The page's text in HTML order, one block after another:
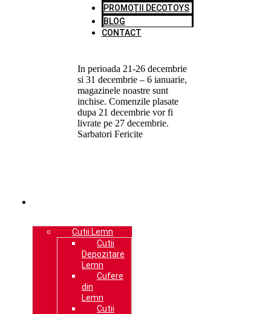
PROMOȚII DECOTOYS
BLOG
CONTACT
In perioada 21-26 decembrie
si 31 decembrie – 6 ianuarie,
magazinele noastre sunt
inchise. Comenzile plasate
dupa 21 decembrie vor fi
livrate pe 27 decembrie.
Sarbatori Fericite
Cutii Lemn
Cutii
Depozitare
Lemn
Cufere
din
Lemn
Cutii